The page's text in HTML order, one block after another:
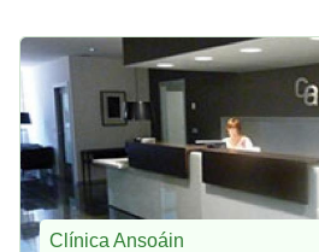
Clínica Ansoáin